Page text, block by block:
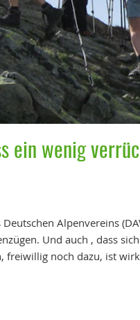
ein wenig
Deutschen Alpenvereins
Und auch , dass
freiwillig noch dazu, ist